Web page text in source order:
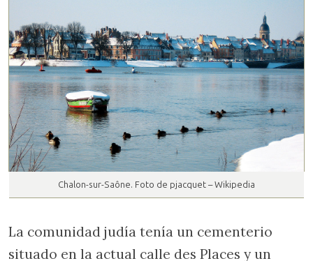
Chalon-sur-Saône. Foto de pjacquet – Wikipedia
La comunidad judía tenía un cementerio
situado en la actual calle des Places y un